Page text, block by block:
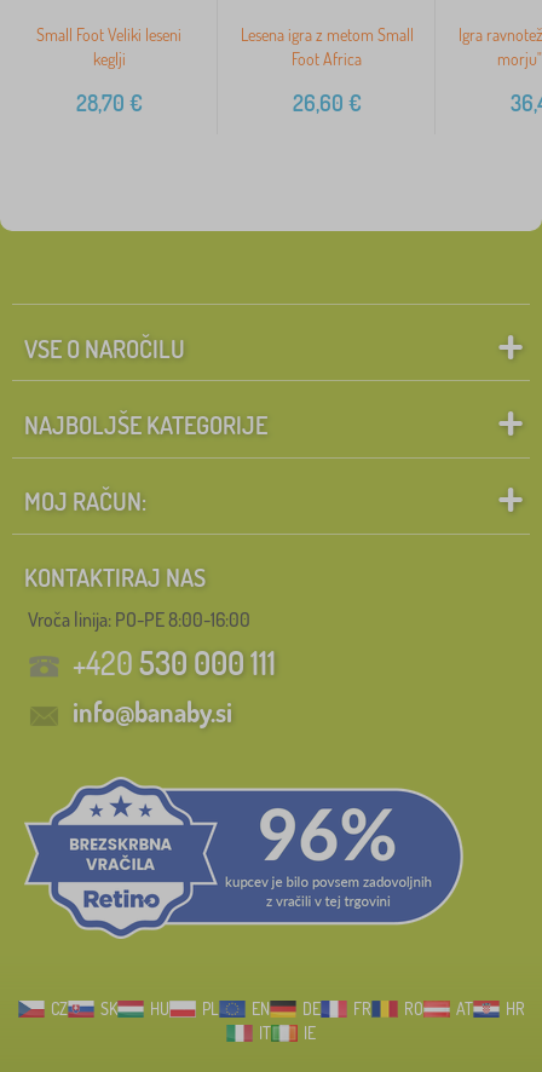
Small Foot Veliki leseni
keglji
28,70 €
Lesena igra z metom Small
Foot Africa
26,60 €
Igra
VSE O NAROČILU
NAJBOLJŠE KATEGORIJE
MOJ RAČUN:
KONTAKTIRAJ NAS
Vroča linija: PO-PE 8:00-16:00
+420530 000 111
info@banaby.si
CZ SK HU PL EN DE FR RO AT
HR
IT
IE